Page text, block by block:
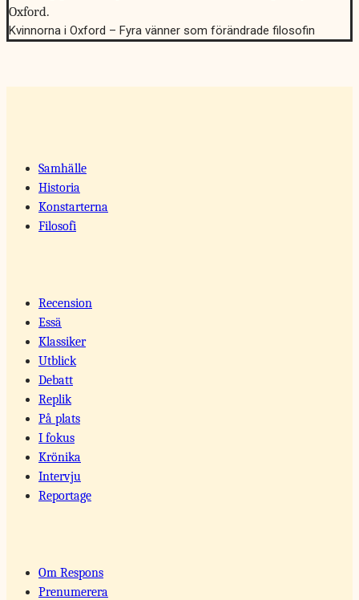
Oxford.
Kvinnorna i Oxford – Fyra vänner som förändrade filosofin
Samhälle
Historia
Konstarterna
Filosofi
Recension
Essä
Klassiker
Utblick
Debatt
Replik
På plats
I fokus
Krönika
Intervju
Reportage
Om Respons
Prenumerera